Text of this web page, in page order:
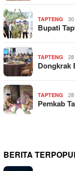
TAPTENG
Bupati
TAPTENG
Dongkrak
TAPTENG
Pemkab
BERITA